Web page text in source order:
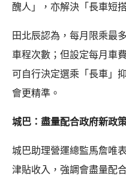
醜人」，亦解決「長車短
田北辰認為，每月限乘最
車程次數；但設定每月車
可自行決定選乘「長車」
會更精準。
城巴：盡量配合政府新政
城巴助理營運總監馬詹唯
津貼收入，強調會盡量配